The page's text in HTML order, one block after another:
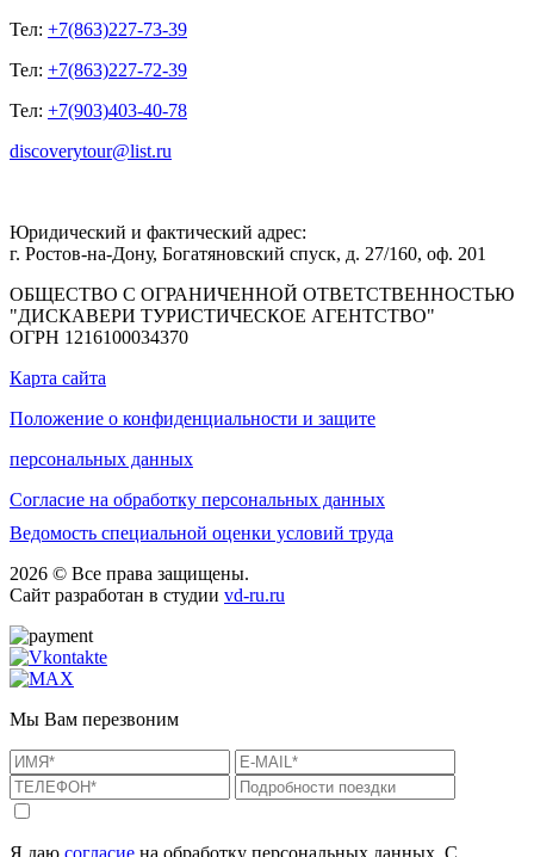
Тел: +7(863)227-73-39
Тел: +7(863)227-72-39
Тел: +7(903)403-40-78
discoverytour@list.ru
Юридический и фактический адрес:
г. Ростов-на-Дону, Богатяновский спуск, д. 27/160, оф. 201
ОБЩЕСТВО С ОГРАНИЧЕННОЙ ОТВЕТСТВЕННОСТЬЮ
"ДИСКАВЕРИ ТУРИСТИЧЕСКОЕ АГЕНТСТВО"
ОГРН 1216100034370
Карта сайта
Положение о конфиденциальности и защите
персональных данных
Согласие на обработку персональных данных
Ведомость специальной оценки условий труда
2026 © Все права защищены.
Сайт разработан в студии vd-ru.ru
Мы Вам перезвоним
Я даю согласие на обработку персональных данных. С